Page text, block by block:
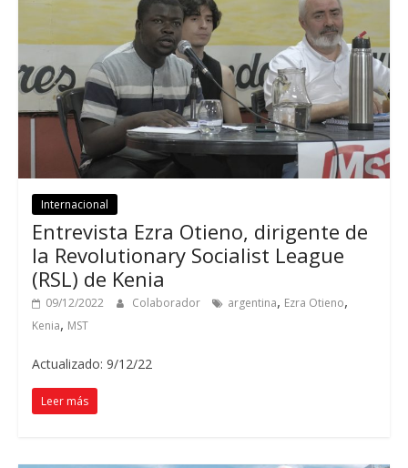
Internacional
Entrevista Ezra Otieno, dirigente de
la Revolutionary Socialist League
(RSL) de Kenia
09/12/2022 Colaborador argentina, Ezra Otieno,
Kenia, MST
Actualizado: 9/12/22
Leer más